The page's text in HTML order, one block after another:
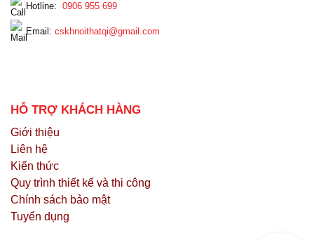
Hotline: 0906 955 699
Email: cskhnoithatqi@gmail.com
HỖ TRỢ KHÁCH HÀNG
Giới thiệu
Liên hệ
Kiến thức
Quy trình thiết kế và thi công
Chính sách bảo mật
Tuyển dụng